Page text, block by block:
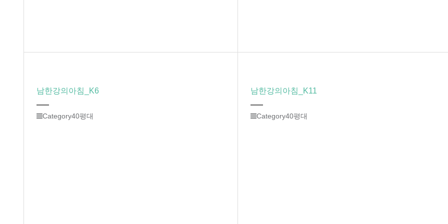
남한강의아침_K6
Category40평대
남한강의아침_K11
Category40평대